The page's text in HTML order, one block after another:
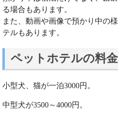
る場合もあります。
また、動画や画像で預かり中の
テルもあります。
ペットホテルの料金
小型犬、猫が一泊3000円。
中型犬が3500～4000円。